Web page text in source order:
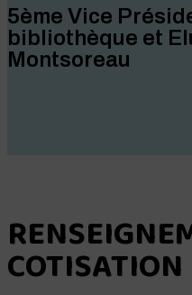
5ème Vice
bibliothèque et
Montsoreau
COTISATION